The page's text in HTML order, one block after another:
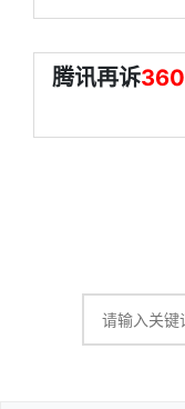
腾讯再诉360